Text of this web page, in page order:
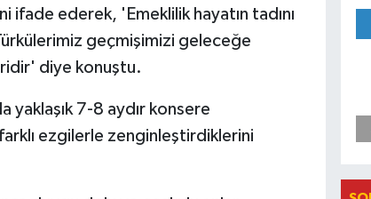
ifade ederek, 'Emeklilik hayatın tadını
geçmişimizi geleceğe
diye konuştu.
yaklaşık 7-8 aydır konsere
ezgilerle zenginleştirdiklerini